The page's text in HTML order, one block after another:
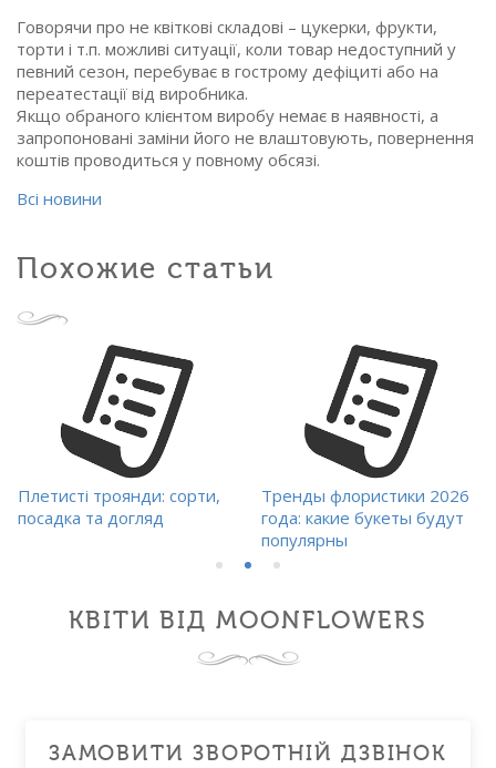
Говорячи про не квіткові складові – цукерки, фрукти,
торти і т.п. можливі ситуації, коли товар недоступний у
певний сезон, перебуває в гострому дефіциті або на
переатестації від виробника.
Якщо обраного клієнтом виробу немає в наявності, а
запропоновані заміни його не влаштовують, повернення
коштів проводиться у повному обсязі.
Всі новини
Похожие статьи
Плетисті троянди: сорти,
посадка та догляд
Тренды флористики 2026
года: какие букеты будут
популярны
КВІТИ ВІД MOONFLOWERS
ЗАМОВИТИ ЗВОРОТНІЙ ДЗВІНОК